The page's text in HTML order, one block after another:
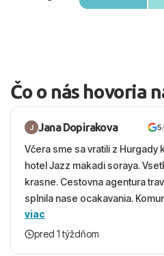
Čo o nás hovoria
Jana Dopirakova 5
Včera sme sa vratili z Hurgady
hotel Jazz makadi soraya.
krasne. Cestovna agentura
splnila nase ocakavania.
panom Michalinom uzasna a
Vsetko vysvetlil aj vo vecernych
viac
pred 1 týždňom